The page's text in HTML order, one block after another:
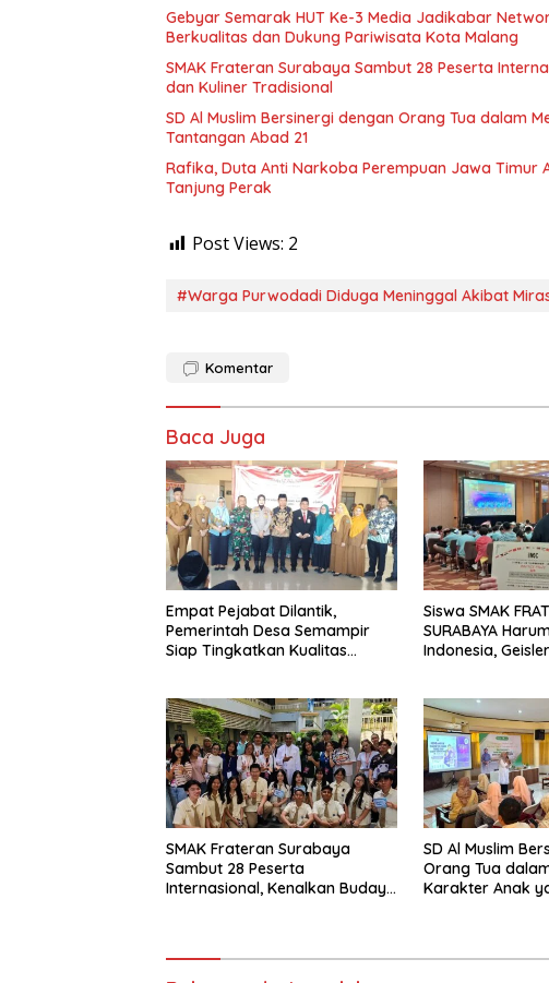
Gebyar Semarak HUT Ke-3 Media Jadikabar
Berkualitas dan Dukung Pariwisata Kota Malang
SMAK Frateran Surabaya Sambut 28 Peserta
dan Kuliner Tradisional
SD Al Muslim Bersinergi dengan Orang Tua dalam
Tantangan Abad 21
Rafika, Duta Anti Narkoba Perempuan Jawa Timur
Tanjung Perak
Post Views: 2
#Warga Purwodadi Diduga Meninggal Akibat
Komentar
Baca Juga
Empat Pejabat Dilantik,
Pemerintah Desa Semampir
Siap Tingkatkan Kualitas
Siswa SMAK
SURABAYA
Indonesia,
SMAK Frateran Surabaya
Sambut 28 Peserta
Internasional, Kenalkan Budaya
SD Al Muslim
Orang Tua
Karakter Anak